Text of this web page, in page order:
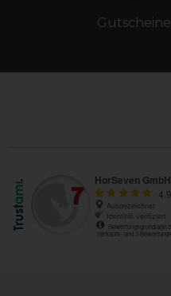
Gutscheine